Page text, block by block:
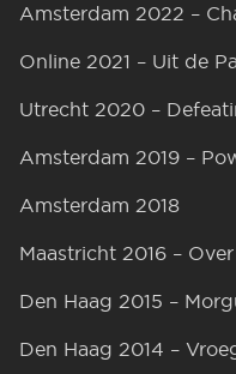
Amsterdam 2022 –
Online 2021 – Uit de
Utrecht 2020 –
Amsterdam 2019 –
Amsterdam 2018
Maastricht 2016 –
Den Haag 2015 –
Den Haag 2014 –